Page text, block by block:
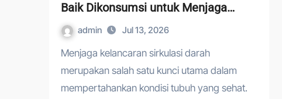
Baik Dikonsumsi untuk Menjaga
Sirkulasi Tetap Lancar
admin Jul 13, 2026
Menjaga kelancaran sirkulasi darah
merupakan salah satu kunci utama dalam
mempertahankan kondisi tubuh yang sehat.